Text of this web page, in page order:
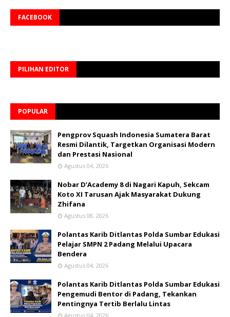
FACEBOOK
PILIHAN EDITOR
POPULAR
Pengprov Squash Indonesia Sumatera Barat
Resmi Dilantik, Targetkan Organisasi Modern
dan Prestasi Nasional
Agustus 04, 2026
Nobar D’Academy 8 di Nagari Kapuh, Sekcam
Koto XI Tarusan Ajak Masyarakat Dukung
Zhifana
Agustus 08, 2026
Polantas Karib Ditlantas Polda Sumbar Edukasi
Pelajar SMPN 2 Padang Melalui Upacara
Bendera
Agustus 04, 2026
Polantas Karib Ditlantas Polda Sumbar Edukasi
Pengemudi Bentor di Padang, Tekankan
Pentingnya Tertib Berlalu Lintas
Agustus 04, 2026